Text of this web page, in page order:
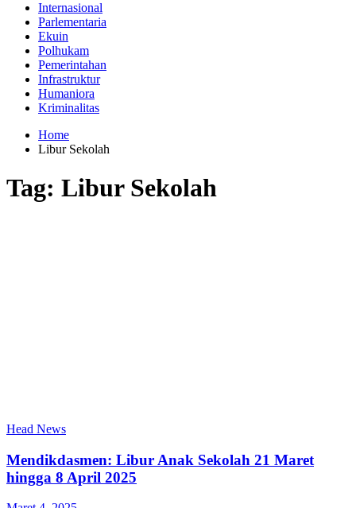
Internasional
Parlementaria
Ekuin
Polhukam
Pemerintahan
Infrastruktur
Humaniora
Kriminalitas
Home
Libur Sekolah
Tag: Libur Sekolah
Head News
Mendikdasmen: Libur Anak Sekolah 21 Maret
hingga 8 April 2025